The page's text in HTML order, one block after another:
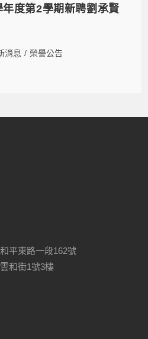
年度第2學期新聘劉承賢
消息 / 榮譽公告
平東路一段162號
和街1號3樓